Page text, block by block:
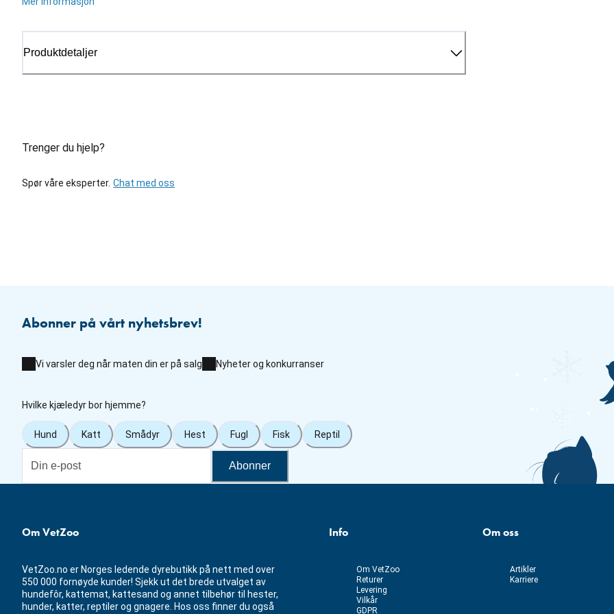
Produktdetaljer
Trenger du hjelp?
Spør våre eksperter. Chat med oss
Abonner på vårt nyhetsbrev!
Vi varsler deg når maten din er på salg Nyheter og konkurranser
Hvilke kjæledyr bor hjemme?
Hund Katt Smådyr Hest Fugl Fisk Reptil
Abonner
Om VetZoo
VetZoo.no er Norges ledende dyrebutikk på nett med over
550 000 fornøyde kunder! Sjekk ut det brede utvalget av
hundefôr, kattemat, kattesand og annet tilbehør til hester,
hunder, katter, reptiler og gnagere. Hos oss finner du også
Info
Om VetZoo
Returer
Levering
Vilkår
GDPR
Om oss
Artikler
Karriere